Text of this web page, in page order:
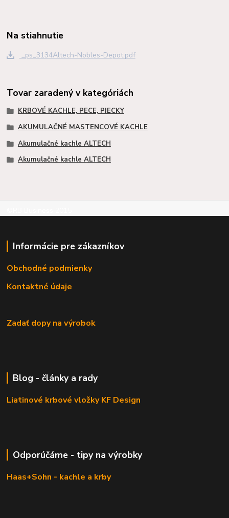
Na stiahnutie
_ps_3134Altech-Nobles-Depot.pdf
Tovar zaradený v kategóriách
KRBOVÉ KACHLE, PECE, PIECKY
AKUMULAČNÉ MASTENCOVÉ KACHLE
Akumulačné kachle ALTECH
Akumulačné kachle ALTECH
Informácie pre zákazníkov
Obchodné podmienky
Kontaktné údaje
Zadať dopy na výrobok
Blog - články a rady
Liatinové krbové vložky KF Design
Odporúčáme - tipy na výrobky
Haas+Sohn - kachle a krby